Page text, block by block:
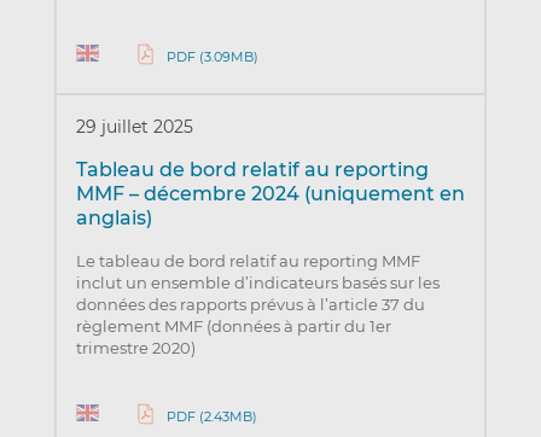
PDF (3.09MB)
29 juillet 2025
Tableau de bord relatif au reporting
MMF – décembre 2024 (uniquement en
anglais)
Le tableau de bord relatif au reporting MMF
inclut un ensemble d’indicateurs basés sur les
données des rapports prévus à l’article 37 du
règlement MMF (données à partir du 1er
trimestre 2020)
PDF (2.43MB)